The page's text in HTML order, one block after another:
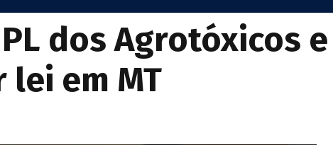
dos Agrotóxicos
em MT